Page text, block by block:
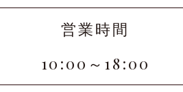
営業時間
10:00～18:00